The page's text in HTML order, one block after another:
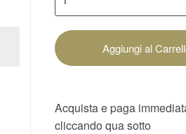
Aggiungi al
Acquista e paga
cliccando qua sotto